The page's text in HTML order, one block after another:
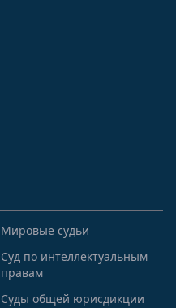
Мировые судьи
Суд по интеллектуальным
правам
Суды общей юрисдикции